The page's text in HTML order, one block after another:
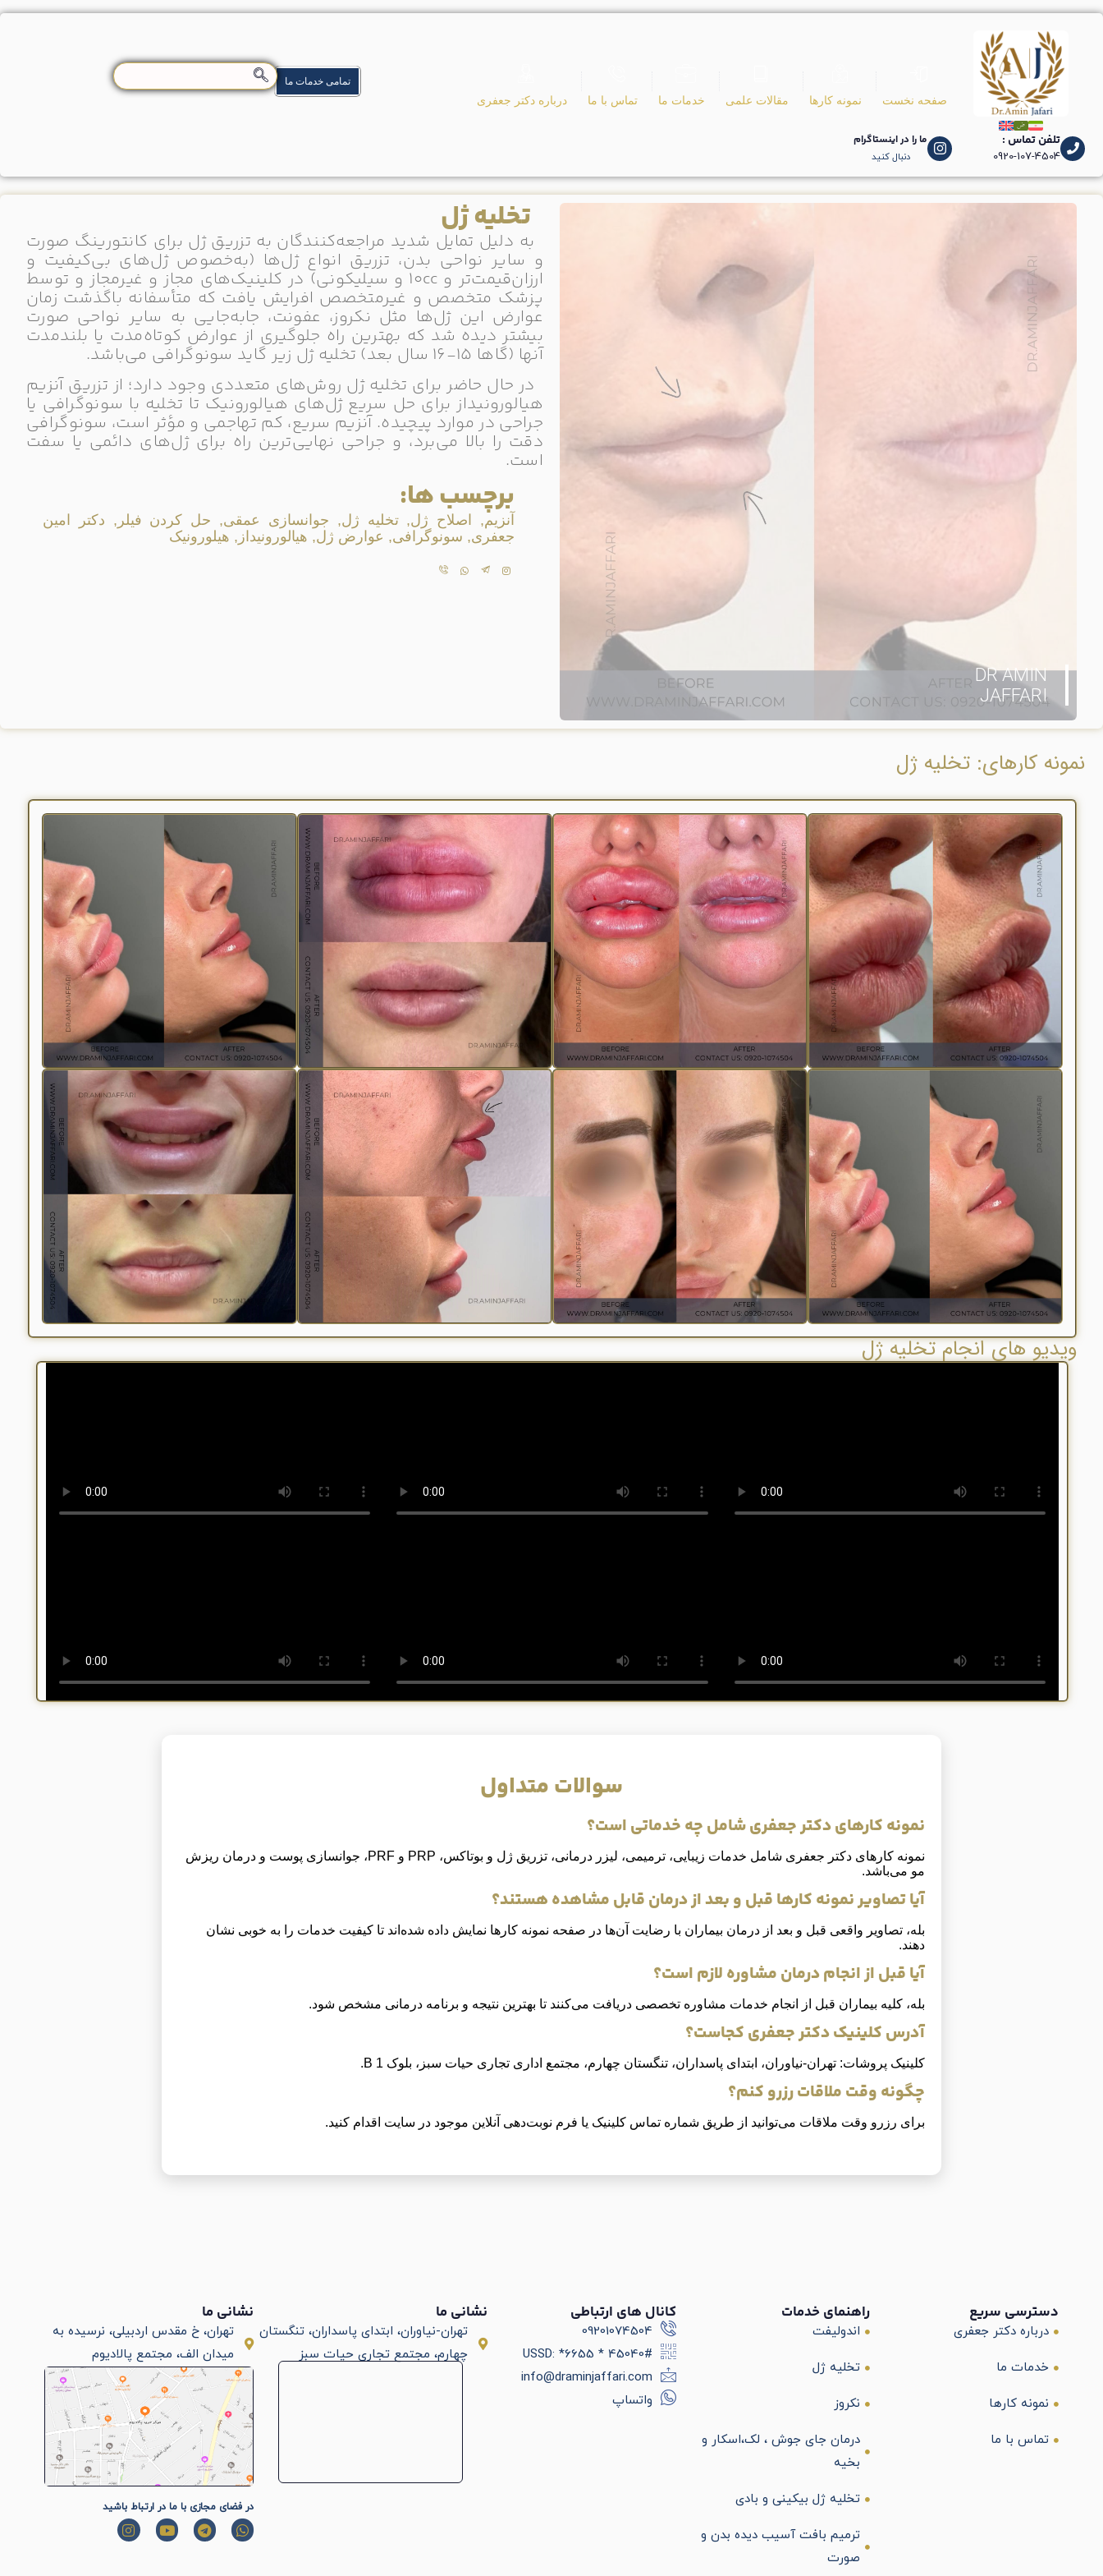
صفحه نخست نمونه کارها مقالات علمی خدمات ما تماس با ما درباره دکتر جعفری
تمامی خدمات ما
تلفن تماس :
0920-107-4504
ما را در اینستاگرام
دنبال کنید
DR AMIN
JAFFARI
تخلیه ژل
به دلیل تمایل شدید مراجعه‌کنندگان به تزریق ژل برای کانتورینگ صورت
و سایر نواحی بدن، تزریق انواع ژل‌ها (به‌خصوص ژل‌های بی‌کیفیت و
ارزان‌قیمت‌تر و 10cc و سیلیکونی) در کلینیک‌های مجاز و غیرمجاز و توسط
پزشک متخصص و غیرمتخصص افرایش یافت که متأسفانه باگذشت زمان
عوارض این ژل‌ها مثل نکروز، عفونت، جابه‌جایی به سایر نواحی صورت
بیشتر دیده شد که بهترین راه جلوگیری از عوارض کوتاه‌مدت یا بلندمدت
آنها (گاها 15-16 سال بعد) تخلیه ژل زیر گاید سونوگرافی می‌باشد.
در حال حاضر برای تخلیه ژل روش‌های متعددی وجود دارد؛ از تزریق آنزیم
هیالورونیداز برای حل سریع ژل‌های هیالورونیک تا تخلیه با سونوگرافی یا
جراحی در موارد پیچیده. آنزیم سریع، کم تهاجمی و مؤثر است، سونوگرافی
دقت را بالا می‌برد، و جراحی نهایی‌ترین راه برای ژل‌های دائمی یا سفت
است.
برچسب ها:
آنزیم, اصلاح ژل, تخلیه ژل, جوانسازی عمقی, حل کردن فیلر, دکتر امین
جعفری, سونوگرافی, عوارض ژل, هیالورونیداز, هیلورونیک
نمونه کارهای: تخلیه ژل
ویدیو های انجام تخلیه ژل
سوالات متداول
نمونه کارهای دکتر جعفری شامل چه خدماتی است؟
نمونه کارهای دکتر جعفری شامل خدمات زیبایی، ترمیمی، لیزر درمانی، تزریق ژل و بوتاکس، PRP و PRF، جوانسازی پوست و درمان ریزش
مو می‌باشد.
آیا تصاویر نمونه کارها قبل و بعد از درمان قابل مشاهده هستند؟
بله، تصاویر واقعی قبل و بعد از درمان بیماران با رضایت آن‌ها در صفحه نمونه کارها نمایش داده شده‌اند تا کیفیت خدمات را به خوبی نشان
دهند.
آیا قبل از انجام درمان مشاوره لازم است؟
بله، کلیه بیماران قبل از انجام خدمات مشاوره تخصصی دریافت می‌کنند تا بهترین نتیجه و برنامه درمانی مشخص شود.
آدرس کلینیک دکتر جعفری کجاست؟
کلینیک پروشات: تهران-نیاوران، ابتدای پاسداران، تنگستان چهارم، مجتمع اداری تجاری حیات سبز، بلوک B 1.
چگونه وقت ملاقات رزرو کنم؟
برای رزرو وقت ملاقات می‌توانید از طریق شماره تماس کلینیک یا فرم نوبت‌دهی آنلاین موجود در سایت اقدام کنید.
دسترسی سریع
درباره دکتر جعفری
خدمات ما
نمونه کارها
تماس با ما
راهنمای خدمات
اندولیفت
تخلیه ژل
نکروز
درمان جای جوش ، لک،اسکار و
بخیه
تخلیه ژل بیکینی و بادی
ترمیم بافت آسیب دیده بدن و
صورت
کانال های ارتباطی
09201074504
USSD: *6655 * 45040#
info@draminjaffari.com
واتساپ
نشانی ما
تهران-نیاوران، ابتدای پاسداران، تنگستان
چهارم، مجتمع تجاری حیات سبز
نشانی ما
تهران، خ مقدس اردبیلی، نرسیده به
میدان الف، مجتمع پالادیوم
در فضای مجازی با ما در ارتباط باشید